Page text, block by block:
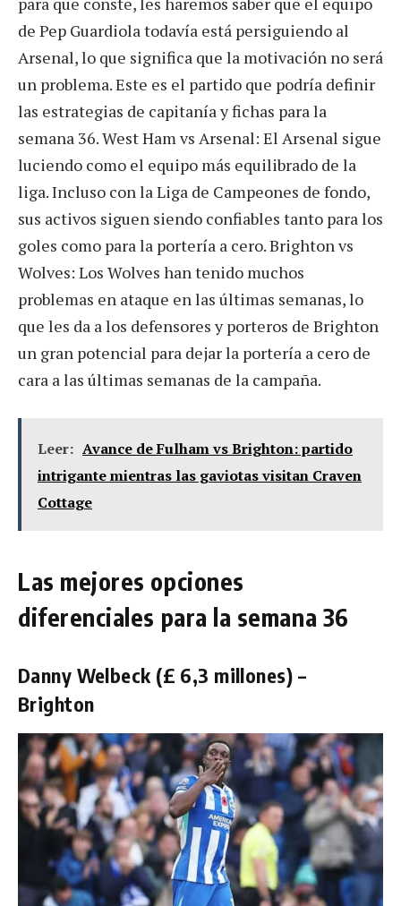
de Pep Guardiola todavía está persiguiendo al
Arsenal, lo que significa que la motivación no será
un problema. Este es el partido que podría definir
las estrategias de capitanía y fichas para la
semana 36. West Ham vs Arsenal: El Arsenal sigue
luciendo como el equipo más equilibrado de la
liga. Incluso con la Liga de Campeones de fondo,
sus activos siguen siendo confiables tanto para los
goles como para la portería a cero. Brighton vs
Wolves: Los Wolves han tenido muchos
problemas en ataque en las últimas semanas, lo
que les da a los defensores y porteros de Brighton
un gran potencial para dejar la portería a cero de
cara a las últimas semanas de la campaña.
Leer: Avance de Fulham vs Brighton: partido
intrigante mientras las gaviotas visitan Craven
Cottage
Las mejores opciones
diferenciales para la semana 36
Danny Welbeck (£ 6,3 millones) –
Brighton